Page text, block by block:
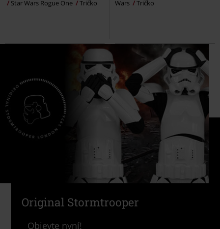
Star Wars Rogue One
Tričko
Wars
Tričko
Original Stormtrooper
Objevte nyní!